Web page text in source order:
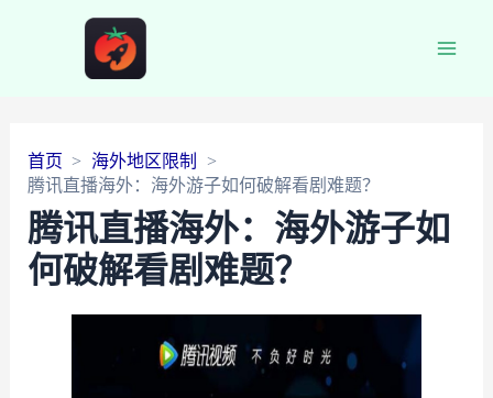
首页
海外地区限制
腾讯直播海外：海外游子如何破解看剧难题？
腾讯直播海外：海外游子如
何破解看剧难题？